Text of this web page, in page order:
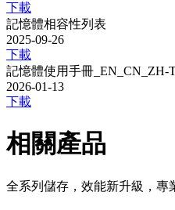
下載
記憶體相容性列表
2025-09-26
下載
記憶體使用手冊_EN_CN_ZH-
2026-01-13
下載
相關產品
全系列儲存，效能新升級，專